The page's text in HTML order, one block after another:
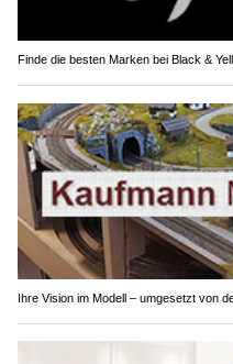
Finde die besten Marken bei Black &
Ihre Vision im Modell – umgesetzt von